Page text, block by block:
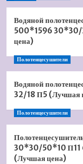
Водяной
500*1596
цена)
Полотенцесушители
Водяной
32/18 П5 (Лучшая
Полотенцесушители
30*30/50*10 П11
(Лучшая цена)